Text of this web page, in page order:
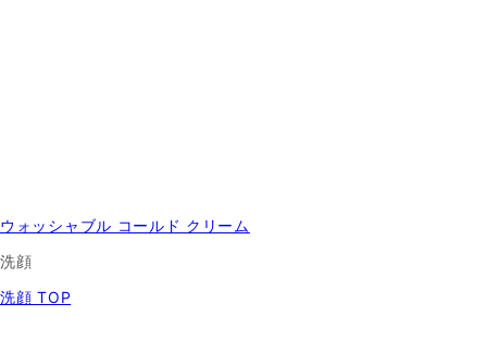
ウォッシャブル コールド クリーム
洗顔
洗顔 TOP